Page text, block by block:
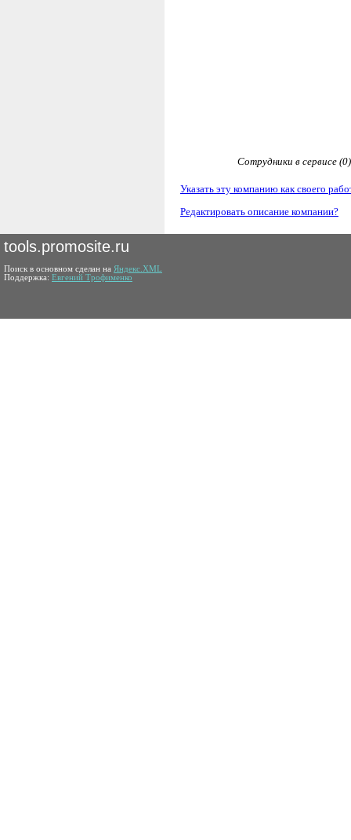
Сотрудники в сервисе (0)
Указать эту компанию как своего
Редактировать описание компании?
tools.promosite.ru
Поиск в основном сделан на Яндекс.XML
Поддержка: Евгений Трофименко